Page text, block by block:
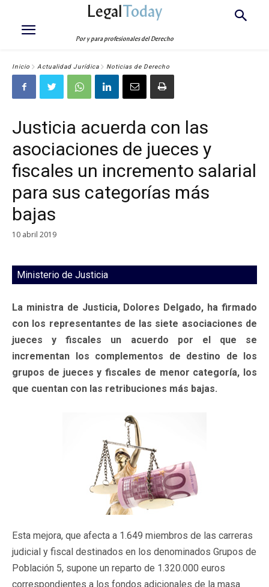
LegalToday
Por y para profesionales del Derecho
Inicio Actualidad Jurídica Noticias de Derecho
Justicia acuerda con las
asociaciones de jueces y
fiscales un incremento salarial
para sus categorías más
bajas
10 abril 2019
Ministerio de Justicia
La ministra de Justicia, Dolores Delgado, ha firmado
con los representantes de las siete asociaciones de
jueces y fiscales un acuerdo por el que se
incrementan los complementos de destino de los
grupos de jueces y fiscales de menor categoría, los
que cuentan con las retribuciones más bajas.
Esta mejora, que afecta a 1.649 miembros de las carreras
judicial y fiscal destinados en los denominados Grupos de
Población 5, supone un reparto de 1.320.000 euros
correspondientes a los fondos adicionales de la masa